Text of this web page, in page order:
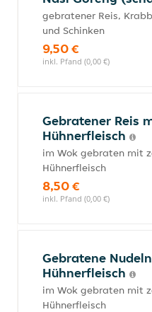
gebratener Reis,
und Schinken
9,50 €
inkl. Pfand (0,00 €)
Gebratener Reis
Hühnerfleisch
im Wok gebraten mit
Hühnerfleisch
8,50 €
inkl. Pfand (0,00 €)
Gebratene
Hühnerfleisch
im Wok gebraten mit
Hühnerfleisch